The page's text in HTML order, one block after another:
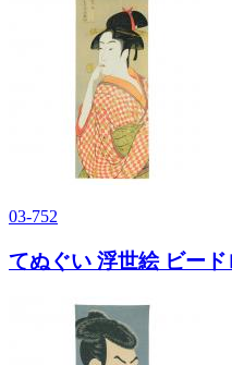
03-752
てぬぐい 浮世絵 ビード